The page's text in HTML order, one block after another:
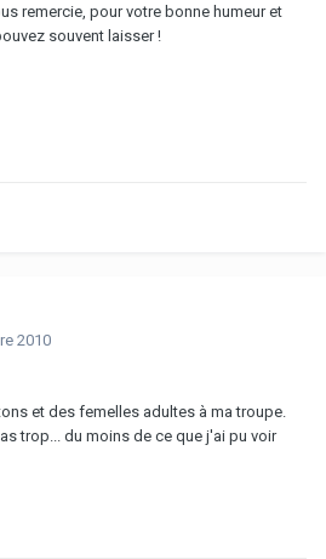
remercie, pour votre bonne humeur et
souvent laisser !
2010
et des femelles adultes à ma troupe.
trop... du moins de ce que j'ai pu voir